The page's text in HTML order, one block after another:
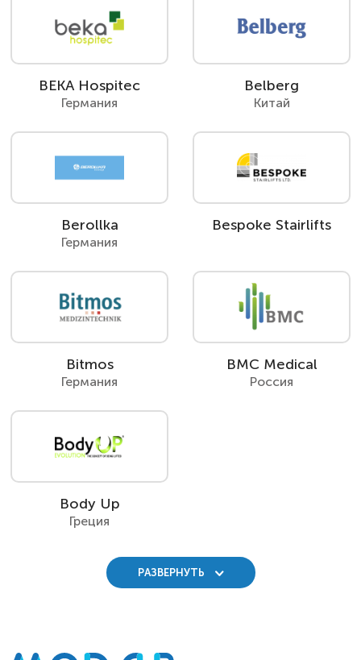
BEKA Hospitec
Германия
Belberg
Китай
Berollka
Германия
Bespoke Stairlifts
Bitmos
Германия
BMC Medical
Россия
Body Up
Греция
РАЗВЕРНУТЬ